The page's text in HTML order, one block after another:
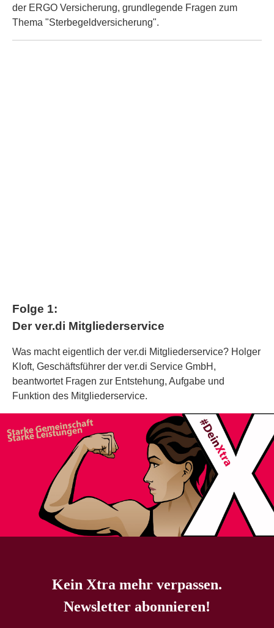
der ERGO Versicherung, grundlegende Fragen zum
Thema "Sterbegeldversicherung".
Folge 1:
Der ver.di Mitgliederservice
Was macht eigentlich der ver.di Mitgliederservice? Holger
Kloft, Geschäftsführer der ver.di Service GmbH,
beantwortet Fragen zur Entstehung, Aufgabe und
Funktion des Mitgliederservice.
Kein Xtra mehr verpassen.
Newsletter abonnieren!